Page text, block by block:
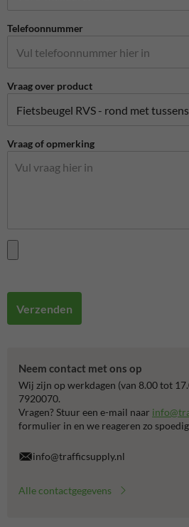
Telefoonnummer
Vraag over product
Vraag of opmerking
Verzenden
Neem contact met ons op
Wij zijn op werkdagen (van 8.00 tot
7920070.
Vragen? Stuur een e-mail naar
formulier in en we reageren zo
info@trafficsupply.nl
Alle contactgegevens